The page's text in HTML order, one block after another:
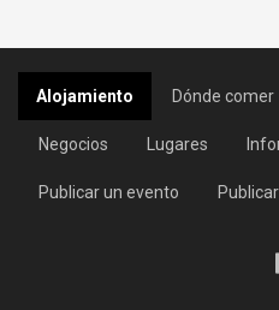
Alojamiento Dónde comer
Negocios Lugares
Publicar un evento